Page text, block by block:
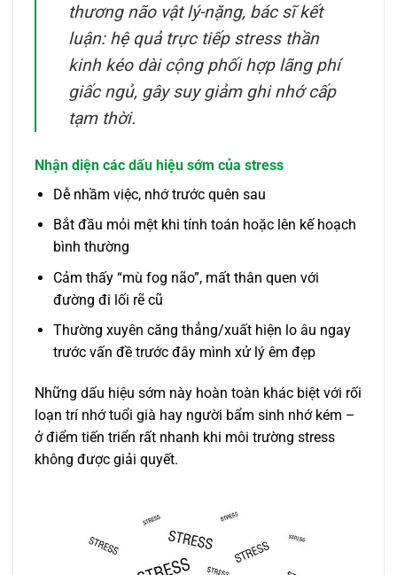
thương não vật lý-nặng, bác sĩ kết
luận: hệ quả trực tiếp stress thần
kinh kéo dài cộng phối hợp lãng phí
giấc ngủ, gây suy giảm ghi nhớ cấp
tạm thời.
Nhận diện các dấu hiệu sớm của stress
Dễ nhầm việc, nhớ trước quên sau
Bắt đầu mỏi mệt khi tính toán hoặc lên kế hoạch
bình thường
Cảm thấy “mù fog não”, mất thân quen với
đường đi lối rẽ cũ
Thường xuyên căng thẳng/xuất hiện lo âu ngay
trước vấn đề trước đây mình xử lý êm đẹp
Những dấu hiệu sớm này hoàn toàn khác biệt với rối
loạn trí nhớ tuổi già hay người bẩm sinh nhớ kém –
ở điểm tiến triển rất nhanh khi môi trường stress
không được giải quyết.